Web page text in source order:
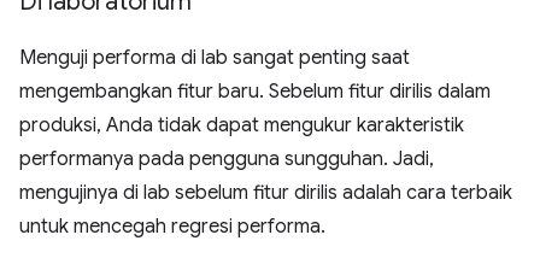
Menguji performa di lab sangat penting saat
mengembangkan fitur baru. Sebelum fitur dirilis dalam
produksi, Anda tidak dapat mengukur karakteristik
performanya pada pengguna sungguhan. Jadi,
mengujinya di lab sebelum fitur dirilis adalah cara terbaik
untuk mencegah regresi performa.